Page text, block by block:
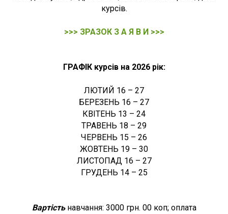
курсів.
>>> ЗРАЗОК З А Я В И >>>
ГРАФІК курсів на 2026 рік:
ЛЮТИЙ 16 – 27
БЕРЕЗЕНЬ 16 – 27
КВІТЕНЬ 13 – 24
ТРАВЕНЬ 18 – 29
ЧЕРВЕНЬ 15 – 26
ЖОВТЕНЬ 19 – 30
ЛИСТОПАД 16 – 27
ГРУДЕНЬ 14 – 25
Вартістьнавчання: 3000 грн. 00 коп; оплата